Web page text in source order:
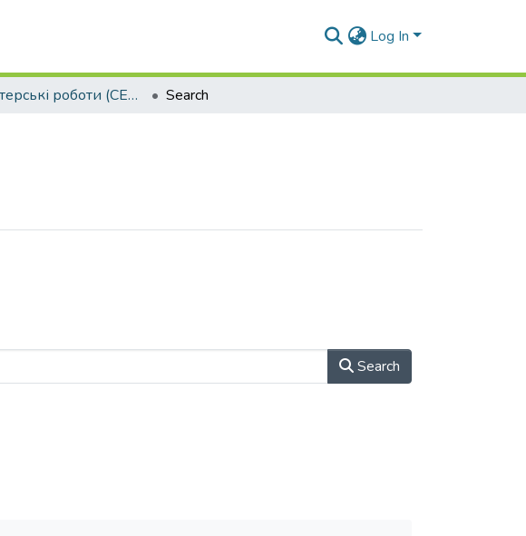
Log In
Магістерські роботи (СЕЕС) Search
Search